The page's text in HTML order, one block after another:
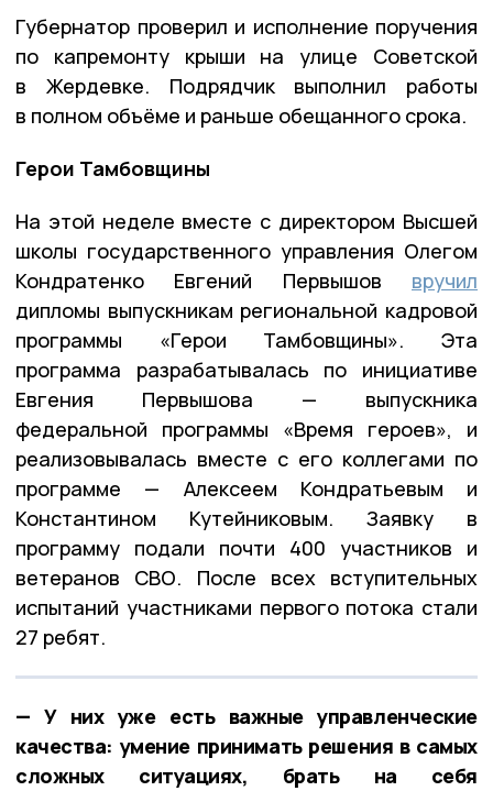
Губернатор проверил и исполнение поручения
по капремонту крыши на улице Советской
в Жердевке. Подрядчик выполнил работы
в полном объёме и раньше обещанного срока.
Герои Тамбовщины
На этой неделе вместе с директором Высшей
школы государственного управления Олегом
Кондратенко Евгений Первышов вручил
дипломы выпускникам региональной кадровой
программы «Герои Тамбовщины». Эта
программа разрабатывалась по инициативе
Евгения Первышова — выпускника
федеральной программы «Время героев», и
реализовывалась вместе с его коллегами по
программе — Алексеем Кондратьевым и
Константином Кутейниковым. Заявку в
программу подали почти 400 участников и
ветеранов СВО. После всех вступительных
испытаний участниками первого потока стали
27 ребят.
— У них уже есть важные управленческие
качества: умение принимать решения в самых
сложных ситуациях, брать на себя